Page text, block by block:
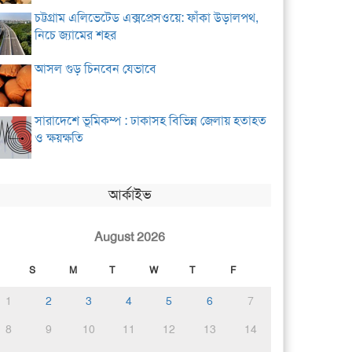
চট্টগ্রাম এলিভেটেড এক্সপ্রেসওয়ে: ফাঁকা উড়ালপথ,
নিচে জ্যামের শহর
আসল গুড় চিনবেন যেভাবে
সারাদেশে ভূমিকম্প : ঢাকাসহ বিভিন্ন জেলায় হতাহত
ও ক্ষয়ক্ষতি
আর্কাইভ
August 2026
S M T W T F
1 2 3 4 5 6
7
8
9 10 11 12 13
14